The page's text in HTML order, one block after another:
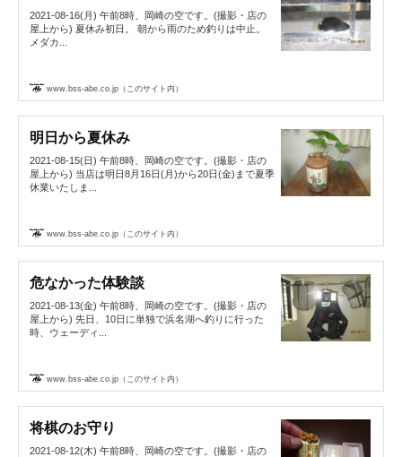
2021-08-16(月) 午前8時、岡崎の空です。(撮影・店の
屋上から) 夏休み初日。 朝から雨のため釣りは中止。
メダカ...
www.bss-abe.co.jp（このサイト内）
明日から夏休み
2021-08-15(日) 午前8時、岡崎の空です。(撮影・店の
屋上から) 当店は明日8月16日(月)から20日(金)まで夏季
休業いたしま...
www.bss-abe.co.jp（このサイト内）
危なかった体験談
2021-08-13(金) 午前8時、岡崎の空です。(撮影・店の
屋上から) 先日、10日に単独で浜名湖へ釣りに行った
時、ウェーディ...
www.bss-abe.co.jp（このサイト内）
将棋のお守り
2021-08-12(木) 午前8時、岡崎の空です。(撮影・店の